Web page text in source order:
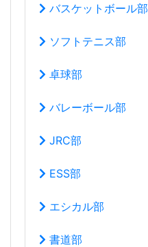
バスケットボール部
ソフトテニス部
卓球部
バレーボール部
JRC部
ESS部
エシカル部
書道部